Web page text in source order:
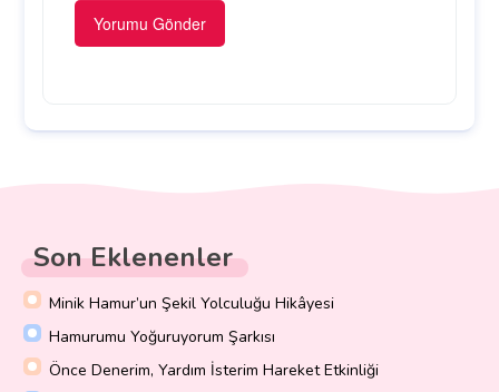
Son Eklenenler
Minik Hamur’un Şekil Yolculuğu Hikâyesi
Hamurumu Yoğuruyorum Şarkısı
Önce Denerim, Yardım İsterim Hareket Etkinliği